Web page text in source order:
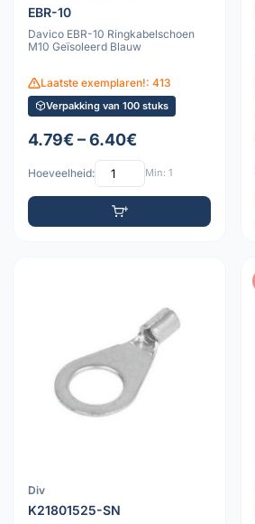
EBR-10
Davico EBR-10 Ringkabelschoen
M10 Geïsoleerd Blauw
Laatste exemplaren!: 413
Verpakking van 100 stuks
4.79€ – 6.40€
Hoeveelheid: Min: 1
Div
K21801525-SN